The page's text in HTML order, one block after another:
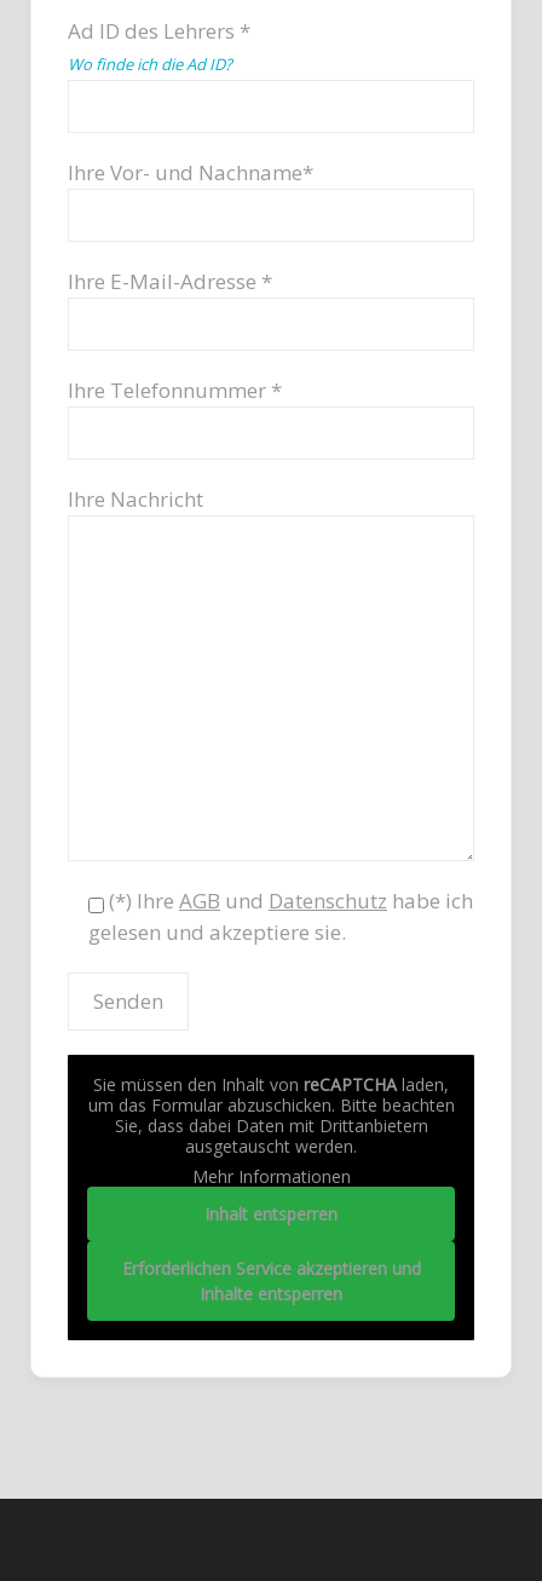
Ad ID des Lehrers *
Wo finde ich die Ad ID?
Ihre Vor- und Nachname*
Ihre E-Mail-Adresse *
Ihre Telefonnummer *
Ihre Nachricht
(*) Ihre AGB und Datenschutz habe ich
gelesen und akzeptiere sie.
Sie müssen den Inhalt von reCAPTCHAladen,
um das Formular abzuschicken. Bitte beachten
Sie, dass dabei Daten mit Drittanbietern
ausgetauscht werden.
Mehr Informationen
Inhalt entsperren
Erforderlichen Service akzeptieren und
Inhalte entsperren